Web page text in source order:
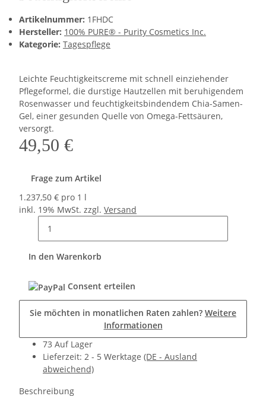
Artikelnummer: 1FHDC
Hersteller: 100% PURE® - Purity Cosmetics Inc.
Kategorie: Tagespflege
Leichte Feuchtigkeitscreme mit schnell einziehender
Pflegeformel, die durstige Hautzellen mit beruhigendem
Rosenwasser und feuchtigkeitsbindendem Chia-Samen-
Gel, einer gesunden Quelle von Omega-Fettsäuren,
versorgt.
49,50 €
Frage zum Artikel
1.237,50 € pro 1 l
inkl. 19% MwSt. zzgl. Versand
In den Warenkorb
Consent erteilen
Sie möchten in monatlichen Raten zahlen? Weitere
Informationen
73 Auf Lager
Lieferzeit: 2 - 5 Werktage (DE - Ausland
abweichend)
Beschreibung